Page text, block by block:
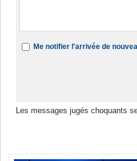
Me notifier l'arrivée de
Les messages jugés choquants